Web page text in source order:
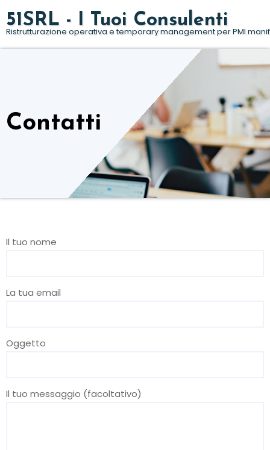
al51SRL - I Tuoi Consulenti
Ristrutturazione operativa e temporary management per PMI
Contatti
Il tuo nome
La tua email
Oggetto
Il tuo messaggio (facoltativo)